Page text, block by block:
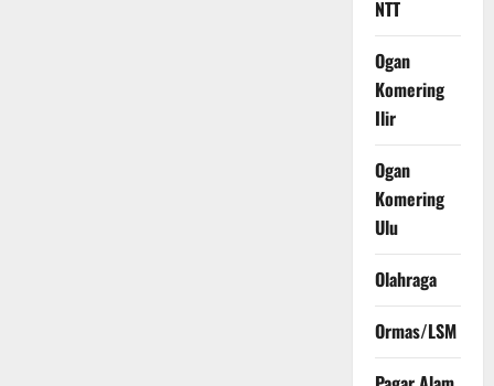
NTT
Ogan
Komering
Ilir
Ogan
Komering
Ulu
Olahraga
Ormas/LSM